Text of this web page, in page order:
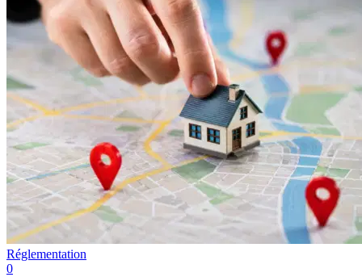
Réglementation
0